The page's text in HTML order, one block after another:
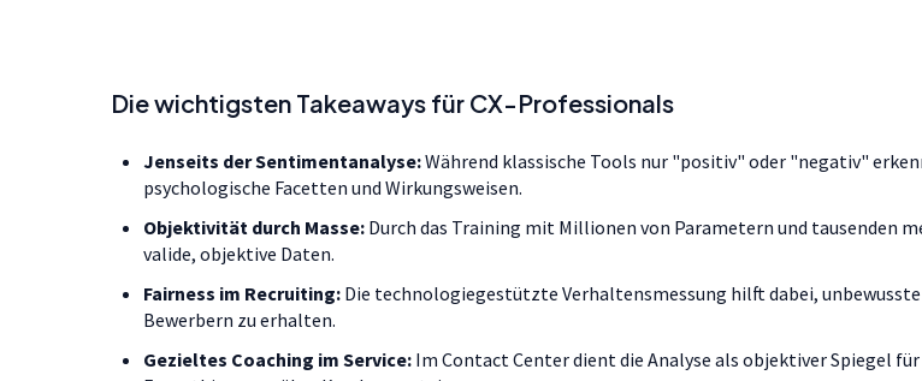
Die wichtigsten Takeaways für CX-Professionals
Jenseits der Sentimentanalyse:Während klassische Tools nur "positiv" oder "negativ"
psychologische Facetten und Wirkungsweisen.
Objektivität durch Masse: Durch das Training mit Millionen von Parametern und tausenden
valide, objektive Daten.
Fairness im Recruiting: Die technologiegestützte Verhaltensmessung hilft dabei,
Bewerbern zu erhalten.
Gezieltes Coaching im Service: Im Contact Center dient die Analyse als objektiver Spiegel